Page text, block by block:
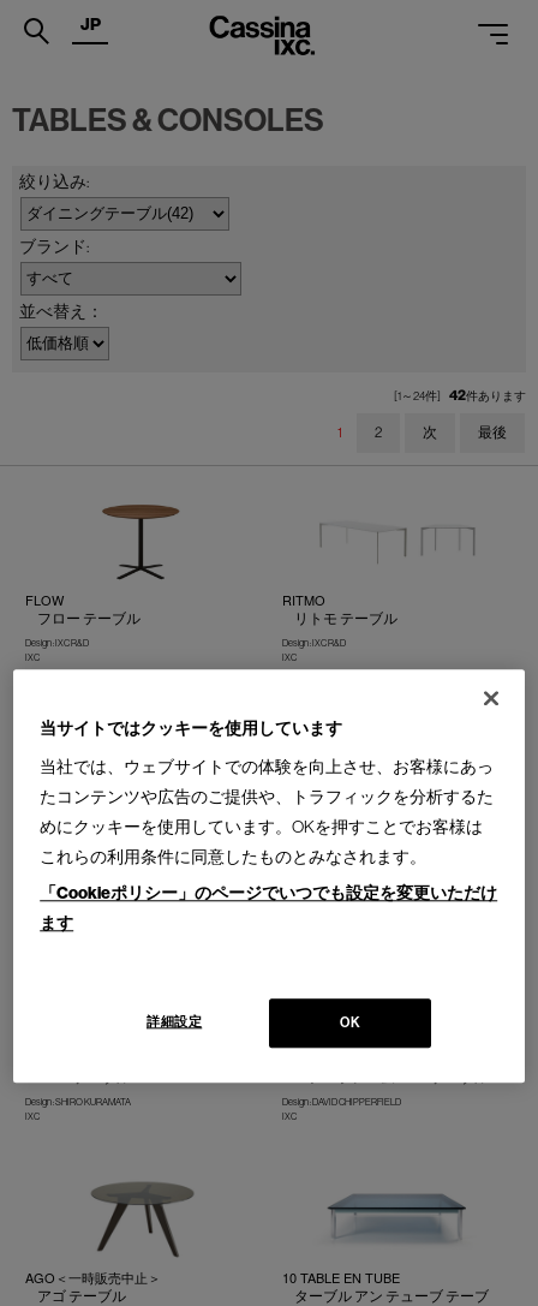
.
SERVICES
PROJECTS
MAGAZINE
SUPPORT
お問合せ
JP
TABLES & CONSOLES
並べ替え：
[1～24件] 42件あります
1 2 次 最後
FLOW
フロー テーブル
Design : IXC R&D
IXC
RITMO
リトモ テーブル
Design : IXC R&D
IXC
FLOW large
フロー ラージ テーブル
Design : IXC R&D
AIR FRAME 3004 VO
エアーフレーム 3004 VO テーブ
ル
Design : DAVID CHIPPERFIELD＋IXC. R&D
IXC
Design : SHIRO KURAMATA
IXC
Design : DAVID CHIPPERFIELD
IXC
AGO＜一時販売中止＞
アゴ テーブル
10 TABLE EN TUBE
ターブル アン テューブ テーブ
当サイトではクッキーを使用しています
当社では、ウェブサイトでの体験を向上させ、お客様にあっ
たコンテンツや広告のご提供や、トラフィックを分析するた
めにクッキーを使用しています。OKを押すことでお客様は
これらの利用条件に同意したものとみなされます。
「Cookieポリシー」のページでいつでも設定を変更いただけ
ます
OK
詳細設定